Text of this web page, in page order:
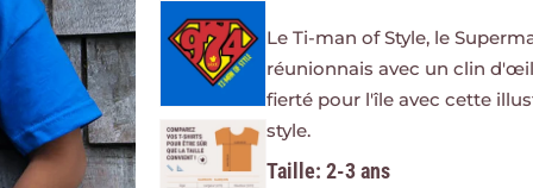
Le Ti-man of Style, le
réunionnais avec un clin
fierté pour l'île avec cette
style.
Taille 2-3 ans